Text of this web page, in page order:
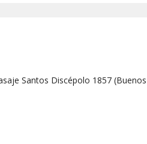
Santos Discépolo 1857 (